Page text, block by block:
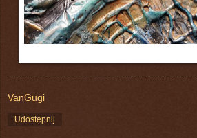
VanGugi
Udostępnij